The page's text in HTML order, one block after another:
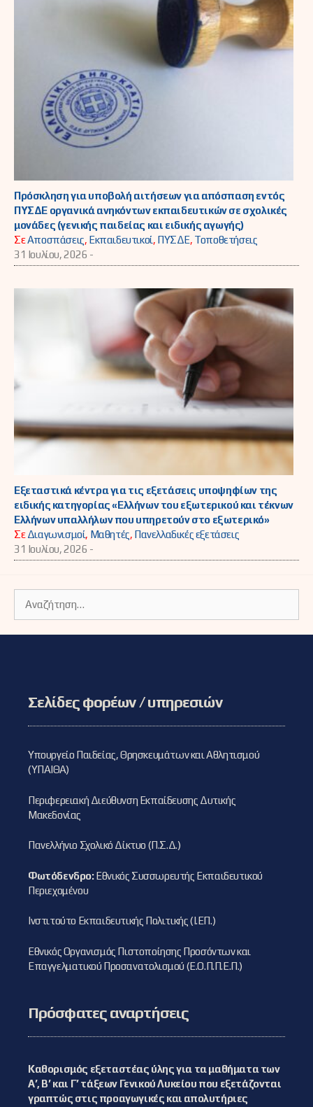
Πρόσκληση για υποβολή αιτήσεων για απόσπαση εντός
ΠΥΣΔΕ οργανικά ανηκόντων εκπαιδευτικών σε σχολικές
μονάδες (γενικής παιδείας και ειδικής αγωγής)
ΣεΑποσπάσεις, Εκπαιδευτικοί, ΠΥΣΔΕ, Τοποθετήσεις
31 Ιουλίου, 2026 -
Εξεταστικά κέντρα για τις εξετάσεις υποψηφίων της
ειδικής κατηγορίας «Ελλήνων του εξωτερικού και τέκνων
Ελλήνων υπαλλήλων που υπηρετούν στο εξωτερικό»
ΣεΔιαγωνισμοί, Μαθητές, Πανελλαδικές εξετάσεις
31 Ιουλίου, 2026 -
για:
Σελίδες φορέων / υπηρεσιών
Υπουργείο Παιδείας, Θρησκευμάτων και Αθλητισμού
(ΥΠΑΙΘΑ)
Περιφερειακή Διεύθυνση Εκπαίδευσης Δυτικής
Μακεδονίας
Πανελλήνιο Σχολικό Δίκτυο (Π.Σ.Δ.)
Φωτόδενδρο:Εθνικός Συσσωρευτής Εκπαιδευτικού
Περιεχομένου
Ινστιτούτο Εκπαιδευτικής Πολιτικής (Ι.ΕΠ.)
Εθνικός Οργανισμός Πιστοποίησης Προσόντων και
Επαγγελματικού Προσανατολισμού (Ε.Ο.Π.Π.Ε.Π.)
Πρόσφατες αναρτήσεις
Καθορισμός εξεταστέας ύλης για τα μαθήματα των
Α’, Β’ και Γ’ τάξεων Γενικού Λυκείου που εξετάζονται
γραπτώς στις προαγωγικές και απολυτήριες